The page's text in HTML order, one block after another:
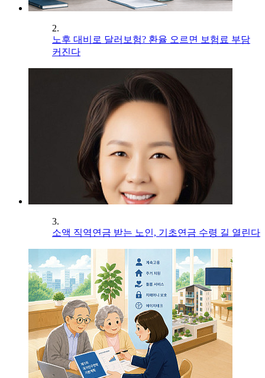
2.
노후 대비로 달러보험? 환율 오르면 보험료 부담
커진다
3.
소액 직역연금 받는 노인, 기초연금 수령 길 열린다